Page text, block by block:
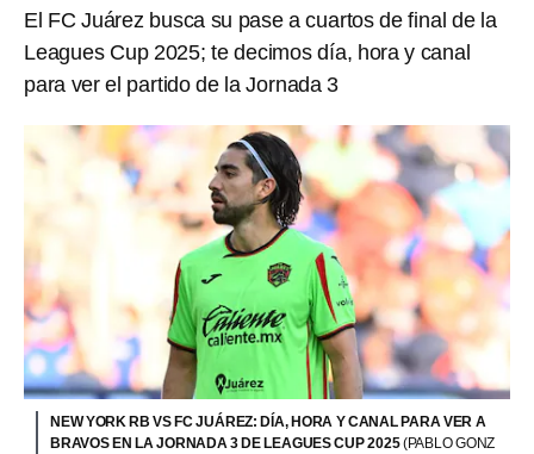
El FC Juárez busca su pase a cuartos de final de la
Leagues Cup 2025; te decimos día, hora y canal
para ver el partido de la Jornada 3
NEW YORK RB VS FC JUÁREZ: DÍA, HORA Y CANAL PARA VER A
BRAVOS EN LA JORNADA 3 DE LEAGUES CUP 2025(PABLO GONZ